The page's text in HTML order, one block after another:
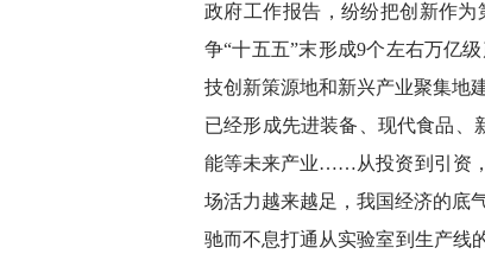
政府工作报告，纷纷把创新作
争“十五五”末形成9个左右万亿
技创新策源地和新兴产业聚集地
已经形成先进装备、现代食品、
能等未来产业……从投资到引资
场活力越来越足，我国经济的底
驰而不息打通从实验室到生产线